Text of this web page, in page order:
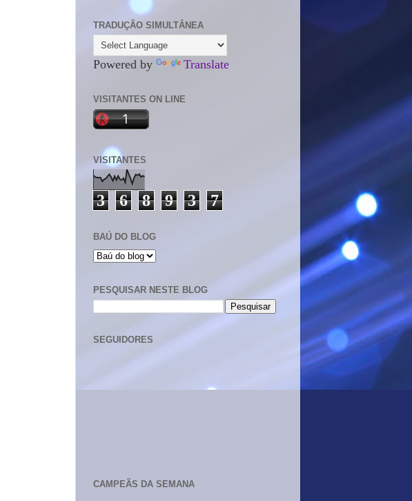
TRADUÇÃO SIMULTÂNEA
Powered by Translate
VISITANTES ON LINE
VISITANTES
3 6 8 9 3 7
BAÚ DO BLOG
PESQUISAR NESTE BLOG
SEGUIDORES
CAMPEÃS DA SEMANA